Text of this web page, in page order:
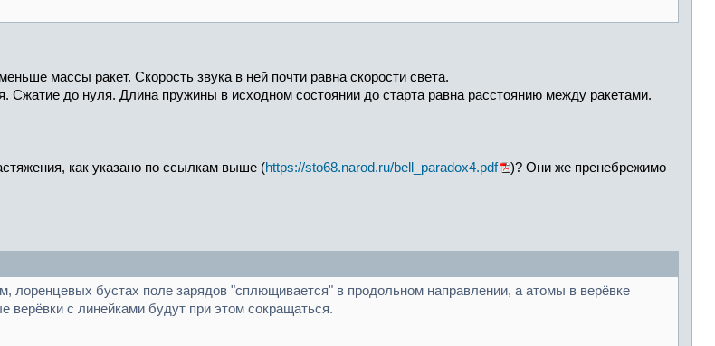
массы ракет. Скорость звука в ней почти равна скорости света.
Сжатие до нуля. Длина пружины в исходном состоянии до старта равна расстоянию между ракетами.
как указано по ссылкам выше (https://sto68.narod.ru/bell_paradox4.pdf
)? Они же пренебрежимо
лоренцевых бустах поле зарядов "сплющивается" в продольном направлении, а атомы в верёвке
верёвки с линейками будут при этом сокращаться.